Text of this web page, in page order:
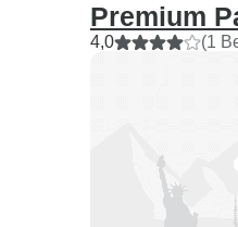
Premium
4,0 (1